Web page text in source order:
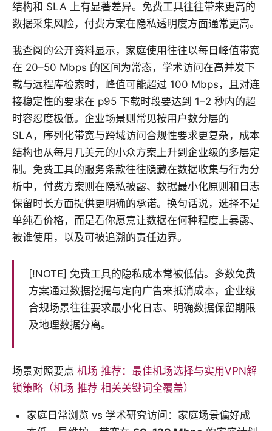
结构和 SLA 上有显著差异。免费工具往往带来更高的
数据采集风险，付费方案在隐私透明度方面通常更高。
我查阅的公开资料显示，家庭使用往往以每日峰值带宽
在 20–50 Mbps 的区间为常态，学术访问在高并发下
载与远程库检索时，峰值可能超过 100 Mbps，且对连
接稳定性的要求在 p95 下载时段要达到 1–2 秒内的超
时容忍度极低。企业场景则常见按用户数分层的
SLA，序列化带宽与跨域访问合规性要求更复杂，成本
结构也从每月几美元的小众方案上升到企业级的多层定
制。免费工具的服务条款往往隐藏在数据收集与行为分
析中，付费方案则在隐私披露、数据最小化原则和日志
保留时长方面提供更明确的承诺。换句话说，选择不是
单纯看价格，而是看你愿意让数据在何种程度上暴露、
被谁使用，以及可被追溯的责任边界。
[!NOTE] 免费工具的隐私成本常被低估。多数免费
方案通过数据挖掘与定向广告来抵消成本，企业级
合规场景往往要求最小化日志、明确数据保留期限
及地理数据分离。
场景对照要点 机场 推荐：最佳机场选择与实用VPN解
锁策略（机场 推荐 相关关键词全覆盖）
家庭日常浏览 vs 学术研究访问：家庭场景偏好成